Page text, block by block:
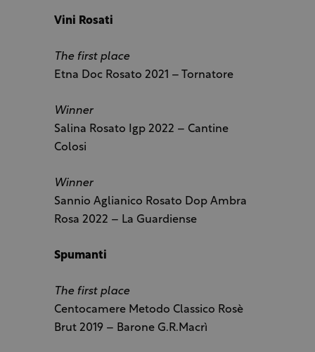
Vini Rosati
The first place
Etna Doc Rosato 2021 – Tornatore
Winner
Salina Rosato Igp 2022 – Cantine
Colosi
Winner
Sannio Aglianico Rosato Dop Ambra
Rosa 2022 – La Guardiense
Spumanti
The first place
Centocamere Metodo Classico Rosè
Brut 2019 – Barone G.R.Macrì